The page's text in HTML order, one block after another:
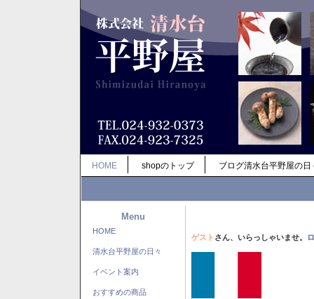
HOME shopのトップ ブログ清水台平野屋の日
Menu
HOME
清水台平野屋の日々
イベント案内
おすすめの商品
ゲスト さん、いらっしゃいませ。